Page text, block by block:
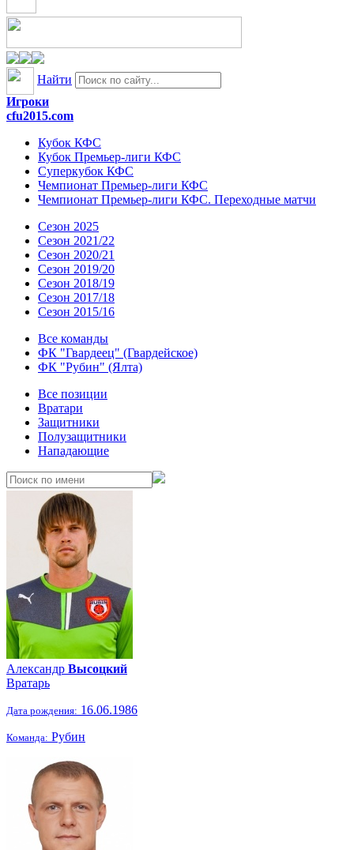
Найти
Игроки
cfu2015.com
Кубок КФС
Кубок Премьер-лиги КФС
Суперкубок КФС
Чемпионат Премьер-лиги КФС
Чемпионат Премьер-лиги КФС. Переходные матчи
Сезон 2025
Сезон 2021/22
Сезон 2020/21
Сезон 2019/20
Сезон 2018/19
Сезон 2017/18
Сезон 2015/16
Все команды
ФК "Гвардеец" (Гвардейское)
ФК "Рубин" (Ялта)
Все позиции
Вратари
Защитники
Полузащитники
Нападающие
Александр Высоцкий
Вратарь
Дата рождения: 16.06.1986
Команда: Рубин